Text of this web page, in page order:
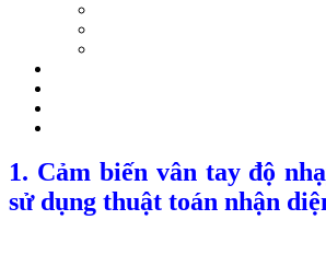
1. Cảm biến vân tay độ
sử dụng thuật toán nhận